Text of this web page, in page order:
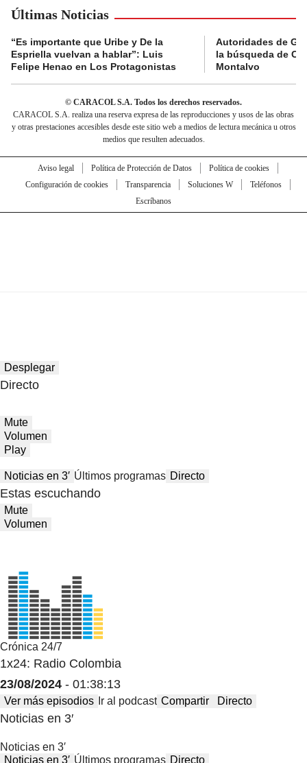
Últimas Noticias
“Es importante que Uribe y De la
Espriella vuelvan a hablar”: Luis
Felipe Henao en Los Protagonistas
Autoridades de
la búsqueda de
Montalvo
© CARACOL S.A. Todos los derechos reservados.
CARACOL S.A. realiza una reserva expresa de las reproducciones y usos de las obras
y otras prestaciones accesibles desde este sitio web a medios de lectura mecánica u otros
medios que resulten adecuados.
Aviso legal Política de Protección de Datos
Política de cookies
Configuración de cookies
Transparencia Soluciones W
Teléfonos
Escríbanos
Desplegar
Directo
Mute
Volumen
Play
Noticias en 3′ Últimos programas Directo
Estas escuchando
Mute
Volumen
Crónica 24/7
1x24: Radio Colombia
23/08/2024 - 01:38:13
Ver más episodios Ir al podcast Compartir Directo
Noticias en 3′
Noticias en 3′
Noticias en 3′ Últimos programas Directo